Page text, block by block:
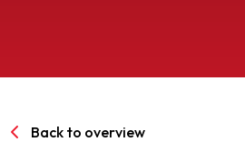
Back to overview